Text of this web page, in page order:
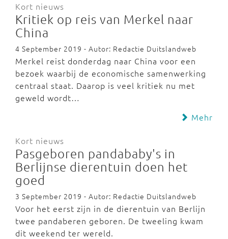
Kort nieuws
Kritiek op reis van Merkel naar
China
4 September 2019 - Autor: Redactie Duitslandweb
Merkel reist donderdag naar China voor een
bezoek waarbij de economische samenwerking
centraal staat. Daarop is veel kritiek nu met
geweld wordt…
Mehr
Kort nieuws
Pasgeboren pandababy's in
Berlijnse dierentuin doen het
goed
3 September 2019 - Autor: Redactie Duitslandweb
Voor het eerst zijn in de dierentuin van Berlijn
twee pandaberen geboren. De tweeling kwam
dit weekend ter wereld.